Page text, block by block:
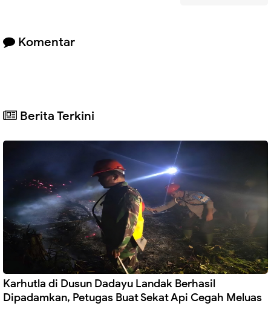
Komentar
Berita Terkini
Karhutla di Dusun Dadayu Landak Berhasil
Dipadamkan, Petugas Buat Sekat Api Cegah Meluas